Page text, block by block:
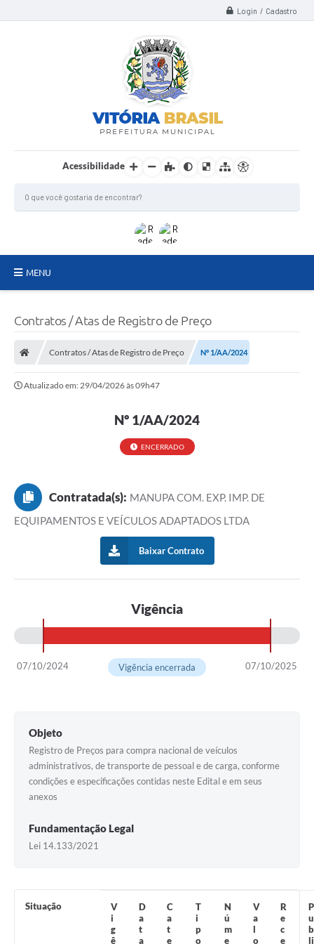
Login / Cadastro
Acessibilidade
MENU
CONSELHOS MUNICIPAIS
CONTROLE INTERNO
TAC´S PROMOTORIA/MPF
A Nossa Cidade
Notícias
Audiências Públicas
Contas Públicas
Legislação
Telefones Úteis
Emprega
A Prefeitura
SIC/eSIC
Contratos / Atas de Registro de Preço
Contratos / Atas de Registro de Preço Nº 1/AA/2024
Atualizado em: 29/04/2026 às 09h47
Nº 1/AA/2024
ENCERRADO
Contratada(s): MANUPA COM. EXP. IMP. DE
EQUIPAMENTOS E VEÍCULOS ADAPTADOS LTDA
Baixar Contrato
Vigência
07/10/2024 07/10/2025
Vigência encerrada
Objeto
Registro de Preços para compra nacional de veículos
administrativos, de transporte de pessoal e de carga, conforme
condições e especificações contidas neste Edital e em seus
anexos
Fundamentação Legal
Lei 14.133/2021
Situação
V
i
g
ê
D
a
t
a
C
a
t
e
T
i
p
o
N
ú
m
e
V
a
l
o
R
e
c
e
P
u
b
li